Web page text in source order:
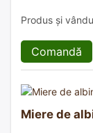
Produs și
Comandă
Miere de